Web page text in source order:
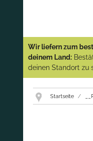
Wir liefern zum
deinem Land:
deinen Standort zu
Startseite